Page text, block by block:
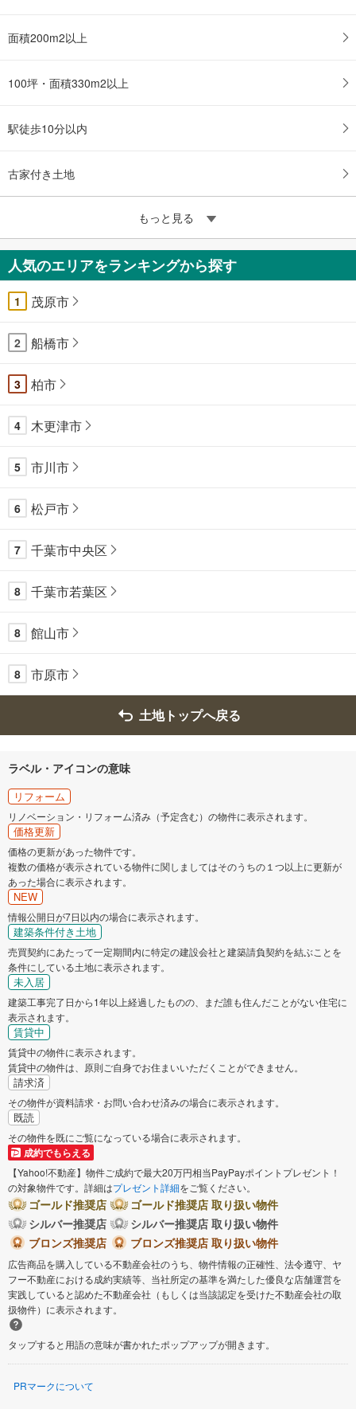
面積200m2以上
100坪・面積330m2以上
駅徒歩10分以内
古家付き土地
もっと見る
人気のエリアをランキングから探す
1 茂原市
2 船橋市
3 柏市
4 木更津市
5 市川市
6 松戸市
7 千葉市中央区
8 千葉市若葉区
8 館山市
8 市原市
土地トップへ戻る
ラベル・アイコンの意味
リフォーム
リノベーション・リフォーム済み（予定含む）の物件に表示されます。
価格更新
価格の更新があった物件です。
複数の価格が表示されている物件に関しましてはそのうちの１つ以上に更新が
あった場合に表示されます。
NEW
情報公開日が7日以内の場合に表示されます。
建築条件付き土地
売買契約にあたって一定期間内に特定の建設会社と建築請負契約を結ぶことを
条件にしている土地に表示されます。
未入居
建築工事完了日から1年以上経過したものの、まだ誰も住んだことがない住宅に
表示されます。
賃貸中
賃貸中の物件に表示されます。
賃貸中の物件は、原則ご自身でお住まいいただくことができません。
請求済
その物件が資料請求・お問い合わせ済みの場合に表示されます。
既読
その物件を既にご覧になっている場合に表示されます。
成約でもらえる
【Yahoo!不動産】物件ご成約で最大20万円相当PayPayポイントプレゼント！
の対象物件です。詳細はプレゼント詳細をご覧ください。
ゴールド推奨店
ゴールド推奨店 取り扱い物件
シルバー推奨店
シルバー推奨店 取り扱い物件
ブロンズ推奨店
ブロンズ推奨店 取り扱い物件
広告商品を購入している不動産会社のうち、物件情報の正確性、法令遵守、ヤ
フー不動産における成約実績等、当社所定の基準を満たした優良な店舗運営を
実践していると認めた不動産会社（もしくは当該認定を受けた不動産会社の取
扱物件）に表示されます。
タップすると用語の意味が書かれたポップアップが開きます。
PRマークについて